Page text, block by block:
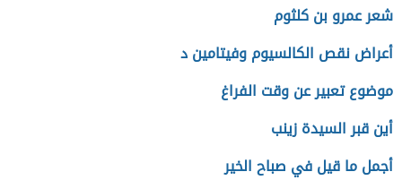
شعر عمرو بن كلثوم
أعراض نقص الكالسيوم وفيتامين د
موضوع تعبير عن وقت الفراغ
أين قبر السيدة زينب
أجمل ما قيل في صباح الخير